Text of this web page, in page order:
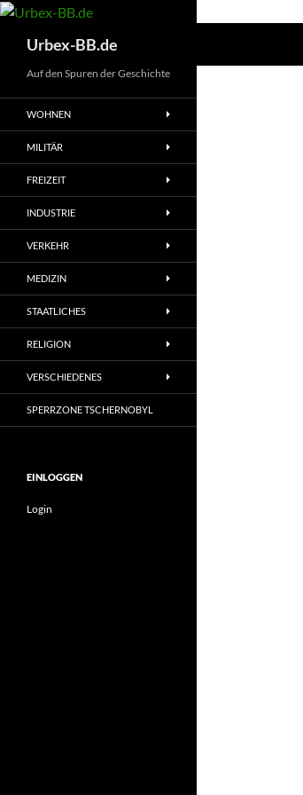
Urbex-BB.de
Auf den Spuren der Geschichte
WOHNEN
MILITÄR
FREIZEIT
INDUSTRIE
VERKEHR
MEDIZIN
STAATLICHES
RELIGION
VERSCHIEDENES
SPERRZONE TSCHERNOBYL
EINLOGGEN
Login